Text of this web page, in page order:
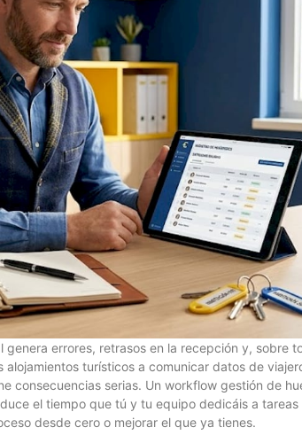
errores, retrasos en la recepción y, sobre
turísticos a comunicar datos de
consecuencias serias. Un workflow gestión de
el tiempo que tú y tu equipo dedicáis a
desde cero o mejorar el que ya tienes.